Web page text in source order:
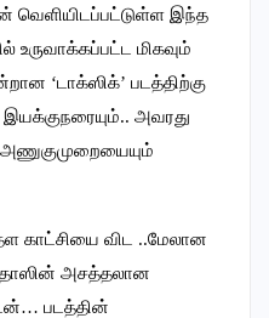
வெளியிடப்பட்டுள்ள இந்த
உருவாக்கப்பட்ட மிகவும்
‘டாக்ஸிக்’ படத்திற்கு
அவரது
காட்சியை விட ..மேலான
அசத்தலான
படத்தின்